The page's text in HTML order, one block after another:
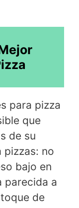
para pizza
que
de su
pizzas: no
bajo en
parecida a
de